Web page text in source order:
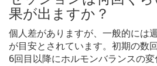
果が出ますか？
個人差がありますが、一般的には
が目安とされています。初期の数
6回目以降にホルモンバランスの